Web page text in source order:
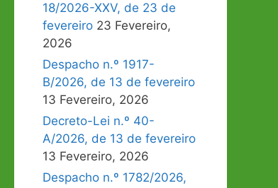
18/2026-XXV, de 23 de
fevereiro 23 Fevereiro,
2026
Despacho n.º 1917-
B/2026, de 13 de fevereiro
13 Fevereiro, 2026
Decreto-Lei n.º 40-
A/2026, de 13 de fevereiro
13 Fevereiro, 2026
Despacho n.º 1782/2026,